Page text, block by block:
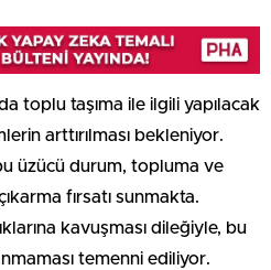
toplu taşıma ile ilgili yapılacak
arttırılması bekleniyor.
üzücü durum, topluma ve
fırsatı sunmakta.
kavuşması dileğiyle, bu
temenni ediliyor.